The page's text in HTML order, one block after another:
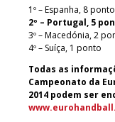
1º – Espanha, 8
2º – Portugal, 5
3º – Macedónia, 2
4º – Suíça, 1 ponto
Todas as
Campeonato da
2014 podem ser